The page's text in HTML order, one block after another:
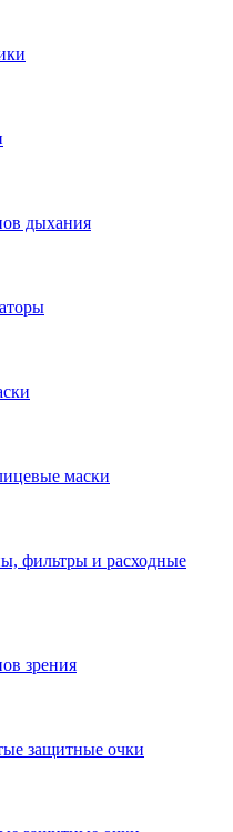
дыхания
маски
фильтры и расходные
зрения
защитные очки